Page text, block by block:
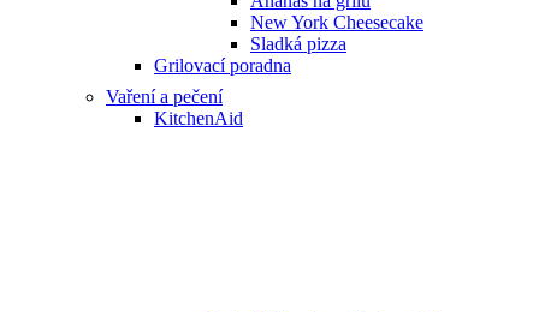
New York Cheesecake
Sladká pizza
Grilovací poradna
Vaření a pečení
KitchenAid